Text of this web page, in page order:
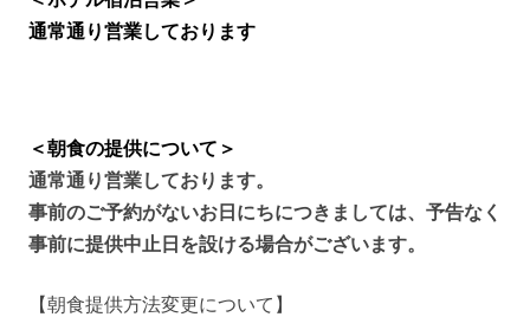
通常通り営業しております
＜朝食の提供について＞
通常通り営業しております。
事前のご予約がないお日にちにつきましては、予告なく
事前に提供中止日を設ける場合がございます。
【朝食提供方法変更について】